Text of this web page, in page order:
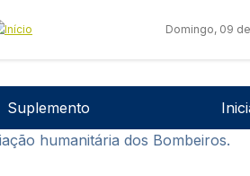
Domingo, 09
Suplemento
humanitária dos Bombeiros.